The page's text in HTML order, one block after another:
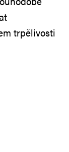
trpělivosti